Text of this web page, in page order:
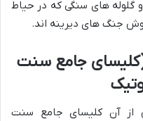
گلوله های سنگی که در حیاط
جنگ های دیرینه اند.
جامع سنت
از آن کلیسای جامع سنت